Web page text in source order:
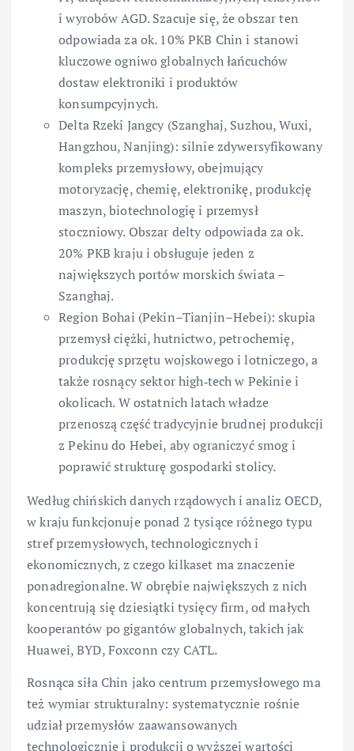
i wyrobów AGD. Szacuje się, że obszar ten
odpowiada za ok. 10% PKB Chin i stanowi
kluczowe ogniwo globalnych łańcuchów
dostaw elektroniki i produktów
konsumpcyjnych.
Delta Rzeki Jangcy (Szanghaj, Suzhou, Wuxi,
Hangzhou, Nanjing): silnie zdywersyfikowany
kompleks przemysłowy, obejmujący
motoryzację, chemię, elektronikę, produkcję
maszyn, biotechnologię i przemysł
stoczniowy. Obszar delty odpowiada za ok.
20% PKB kraju i obsługuje jeden z
największych portów morskich świata –
Szanghaj.
Region Bohai (Pekin–Tianjin–Hebei): skupia
przemysł ciężki, hutnictwo, petrochemię,
produkcję sprzętu wojskowego i lotniczego, a
także rosnący sektor high‑tech w Pekinie i
okolicach. W ostatnich latach władze
przenoszą część tradycyjnie brudnej produkcji
z Pekinu do Hebei, aby ograniczyć smog i
poprawić strukturę gospodarki stolicy.
Według chińskich danych rządowych i analiz OECD,
w kraju funkcjonuje ponad 2 tysiące różnego typu
stref przemysłowych, technologicznych i
ekonomicznych, z czego kilkaset ma znaczenie
ponadregionalne. W obrębie największych z nich
koncentrują się dziesiątki tysięcy firm, od małych
kooperantów po gigantów globalnych, takich jak
Huawei, BYD, Foxconn czy CATL.
Rosnąca siła Chin jako centrum przemysłowego ma
też wymiar strukturalny: systematycznie rośnie
udział przemysłów zaawansowanych
technologicznie i produkcji o wyższej wartości